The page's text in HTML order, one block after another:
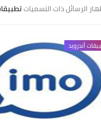
الرسائل ذات التسميات
أندرويد